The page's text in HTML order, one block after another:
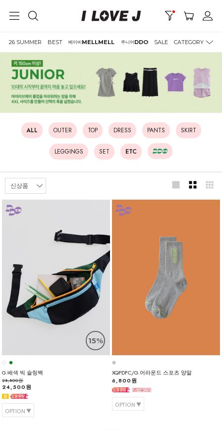
26 SUMMER BEST 베이비MELLMELL 주니어DDO SALE CATEGORY
ALL OUTER TOP DRESS PANTS SKIRT
LEGGINGS SET ETC
15%
G.배색 빅 슬링백
28,800원
24,500원
OPTION
XQPDFC/G.어라운드 스포츠 양말
6,800원
OPTION